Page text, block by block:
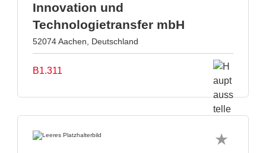
Innovation und
Technologietransfer mbH
52074 Aachen, Deutschland
B1.311